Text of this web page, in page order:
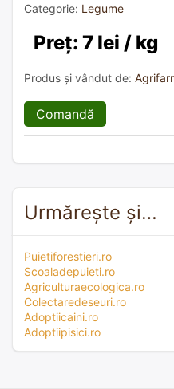
Categorie: Legume
Preț: 7 lei / kg
Produs și vândut de:
Comandă
Urmărește și…
Puietiforestieri.ro
Scoaladepuieti.ro
Agriculturaecologica.ro
Colectaredeseuri.ro
Adoptiicaini.ro
Adoptiipisici.ro